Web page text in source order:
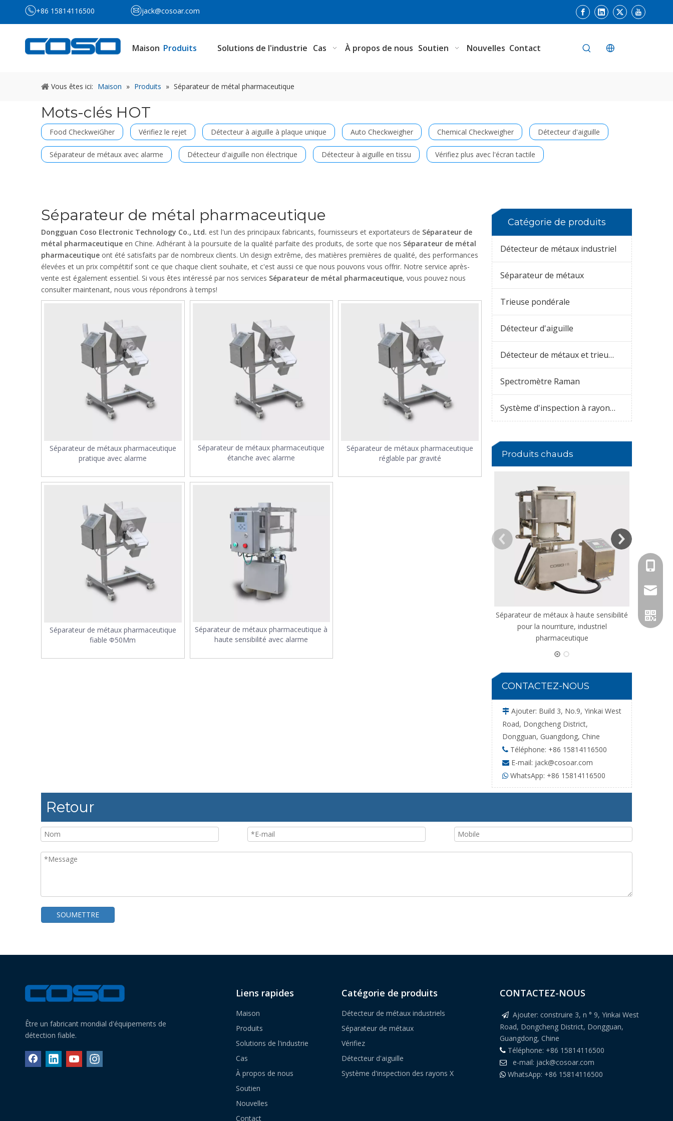
+86 15814116500 jack@cosoar.com
Maison Produits Solutions de l'industrie Cas À propos de nous Soutien Nouvelles Contact
Vous êtes ici: Maison » Produits » Séparateur de métal pharmaceutique
Mots-clés HOT
Food CheckweiGher Vérifiez le rejet Détecteur à aiguille à plaque unique Auto Checkweigher Chemical Checkweigher Détecteur d'aiguille
Séparateur de métaux avec alarme Détecteur d'aiguille non électrique Détecteur à aiguille en tissu Vérifiez plus avec l'écran tactile
Séparateur de métal pharmaceutique
Dongguan Coso Electronic Technology Co., Ltd. est l'un des principaux fabricants, fournisseurs et exportateurs de Séparateur de
métal pharmaceutique en Chine. Adhérant à la poursuite de la qualité parfaite des produits, de sorte que nos Séparateur de métal
pharmaceutique ont été satisfaits par de nombreux clients. Un design extrême, des matières premières de qualité, des performances
élevées et un prix compétitif sont ce que chaque client souhaite, et c'est aussi ce que nous pouvons vous offrir. Notre service après-
vente est également essentiel. Si vous êtes intéressé par nos services Séparateur de métal pharmaceutique, vous pouvez nous
consulter maintenant, nous vous répondrons à temps!
Séparateur de métaux pharmaceutique
pratique avec alarme
Séparateur de métaux pharmaceutique
étanche avec alarme
Séparateur de métaux pharmaceutique
réglable par gravité
Séparateur de métaux pharmaceutique
fiable Ф50Mm
Séparateur de métaux pharmaceutique à
haute sensibilité avec alarme
Catégorie de produits
Détecteur de métaux industriel
Séparateur de métaux
Trieuse pondérale
Détecteur d'aiguille
Détecteur de métaux et trieuse pondérale combinés
Spectromètre Raman
Système d'inspection à rayons X
Produits chauds
Séparateur de métaux à haute sensibilité
pour la nourriture, industriel
pharmaceutique
CONTACTEZ-NOUS
 Ajouter: Build 3, No.9, Yinkai West
Road, Dongcheng District,
Dongguan, Guangdong, Chine
 Téléphone: +86 15814116500
 E-mail: jack@cosoar.com
 WhatsApp: +86 15814116500
Retour
SOUMETTRE
Être un fabricant mondial d'équipements de
détection fiable.
+86
Liens rapides
Maison
Produits
Solutions de l'industrie
Cas
À propos de nous
Soutien
Nouvelles
Contact
Catégorie de produits
Détecteur de métaux industriels
Séparateur de métaux
Vérifiez
Détecteur d'aiguille
Système d'inspection des rayons X
CONTACTEZ-NOUS
 Ajouter: construire 3, n ° 9, Yinkai West
Road, Dongcheng District, Dongguan,
Guangdong, Chine
Téléphone: +86 15814116500
 e-mail: jack@cosoar.com
WhatsApp: +86 15814116500